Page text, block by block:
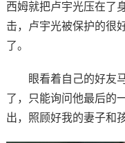
西姆就把卢宇光压在了
击，卢宇光被保护的很
了。
眼看着自己的好友马
了，只能询问他最后的
出，照顾好我的妻子和